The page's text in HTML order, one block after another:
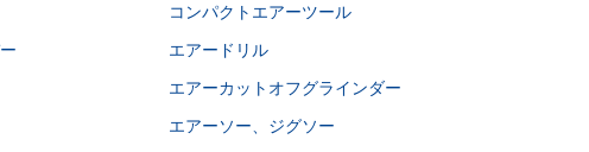
コンパクトエアーツール
エアードリル
エアーカットオフグラインダー
エアーソー、ジグソー